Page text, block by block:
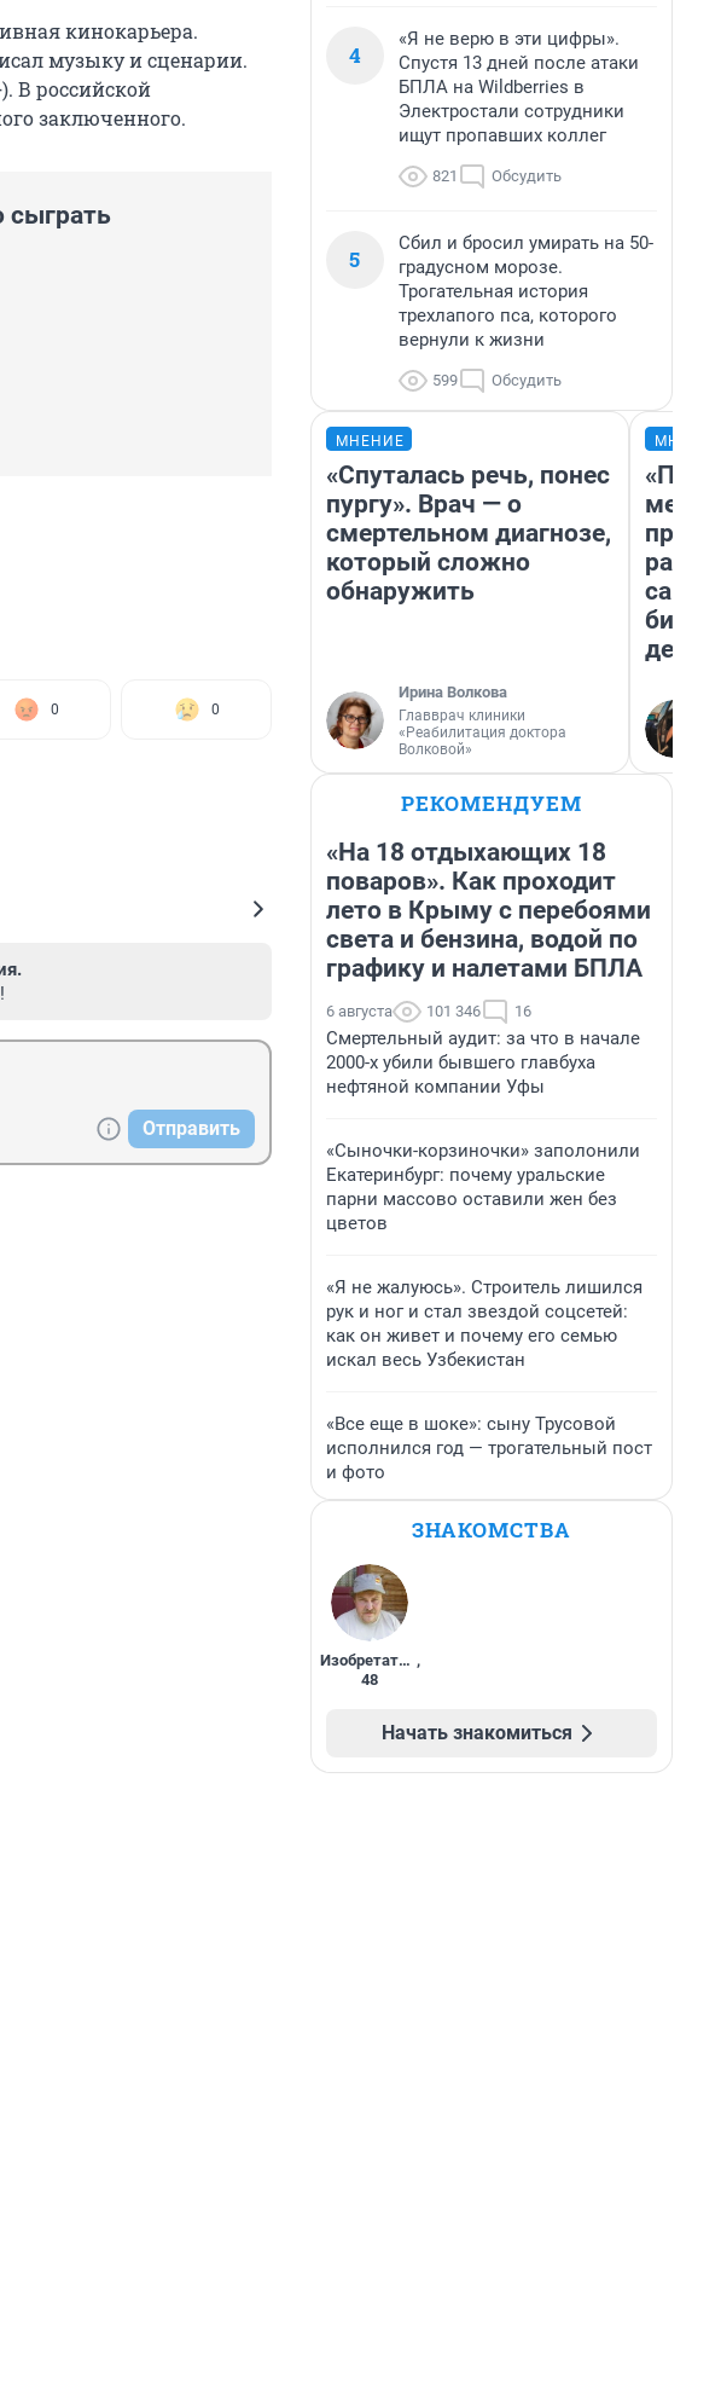
кинокарьера.
музыку и сценарии.
В российской
заключенного.
сыграть
0 0
Отправить
4
«Я не верю в эти цифры».
Спустя 13 дней после атаки
БПЛА на Wildberries в
Электростали сотрудники
ищут пропавших коллег
821 Обсудить
5
Сбил и бросил умирать на 50-
градусном морозе.
Трогательная история
трехлапого пса, которого
вернули к жизни
599 Обсудить
МНЕНИЕ
«Спуталась речь, понес
пургу». Врач — о
смертельном диагнозе,
который сложно
обнаружить
Ирина Волкова
Главврач клиники
«Реабилитация доктора
Волковой»
РЕКОМЕНДУЕМ
«На 18 отдыхающих 18
поваров». Как проходит
лето в Крыму с перебоями
света и бензина, водой по
графику и налетами БПЛА
6 августа 101 346 16
Смертельный аудит: за что в начале
2000-х убили бывшего главбуха
нефтяной компании Уфы
«Сыночки-корзиночки» заполонили
Екатеринбург: почему уральские
парни массово оставили жен без
цветов
«Я не жалуюсь». Строитель лишился
рук и ног и стал звездой соцсетей:
как он живет и почему его семью
искал весь Узбекистан
«Все еще в шоке»: сыну Трусовой
исполнился год — трогательный пост
и фото
ЗНАКОМСТВА
Изобретатель ,
48
Начать знакомиться